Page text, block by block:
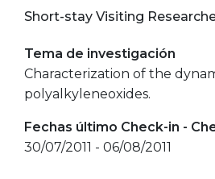
Short-stay Visiting
Tema de investigación
Characterization of the
polyalkyleneoxides.
Fechas último Check-in -
30/07/2011 - 06/08/2011